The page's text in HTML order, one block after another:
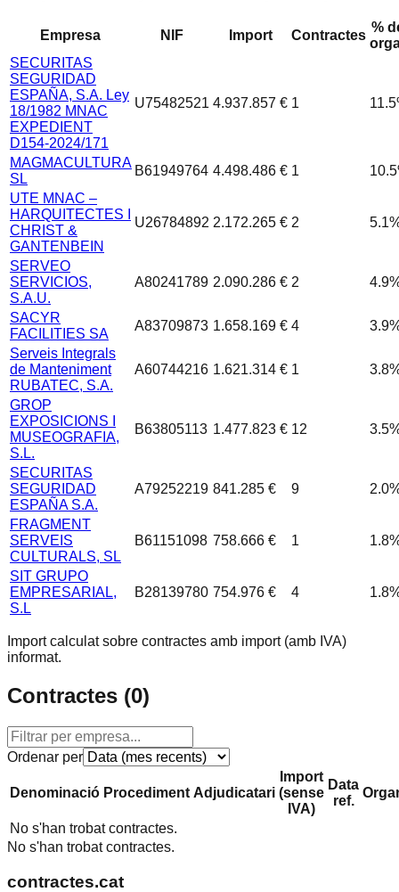
Empresa NIF Import Contractes
%
SECURITAS
SEGURIDAD
ESPAÑA, S.A. Ley
18/1982 MNAC
EXPEDIENT
D154-2024/171
U75482521 4.937.857 € 1 11.5
MAGMACULTURA
SL
B61949764 4.498.486 € 1 10.5
UTE MNAC –
HARQUITECTES I
CHRIST &
GANTENBEIN
U26784892 2.172.265 € 2 5.1
SERVEO
SERVICIOS,
S.A.U.
A80241789 2.090.286 € 2 4.9
SACYR
FACILITIES SA
A83709873 1.658.169 € 4 3.9
Serveis Integrals
de Manteniment
RUBATEC, S.A.
A60744216 1.621.314 € 1 3.8
GROP
EXPOSICIONS I
MUSEOGRAFIA,
S.L.
B63805113 1.477.823 € 12 3.5
SECURITAS
SEGURIDAD
ESPAÑA S.A.
A79252219 841.285 € 9 2.0
FRAGMENT
SERVEIS
CULTURALS, SL
B61151098 758.666 € 1 1.8
SIT GRUPO
EMPRESARIAL,
S.L
B28139780 754.976 € 4 1.8
Import calculat sobre contractes amb import (amb IVA)
informat.
Contractes (0)
Ordenar per
Denominació Procediment Adjudicatari
Import
(sense
IVA)
Data
ref.
No s'han trobat contractes.
No s'han trobat contractes.
contractes.cat